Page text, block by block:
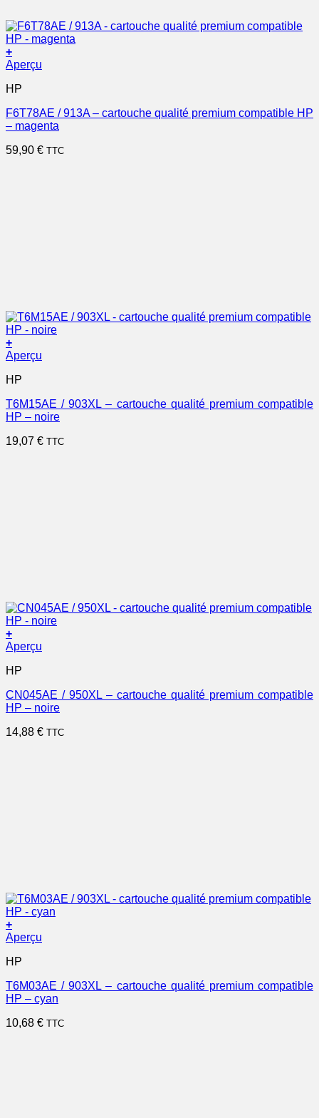
+
Aperçu
HP
F6T78AE / 913A – cartouche qualité premium compatible HP
– magenta
59,90 € TTC
+
Aperçu
HP
T6M15AE / 903XL – cartouche qualité premium compatible
HP – noire
19,07 € TTC
+
Aperçu
HP
CN045AE / 950XL – cartouche qualité premium compatible
HP – noire
14,88 € TTC
+
Aperçu
HP
T6M03AE / 903XL – cartouche qualité premium compatible
HP – cyan
10,68 € TTC